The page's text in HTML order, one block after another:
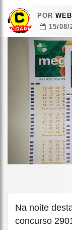
POR
15/08/
Na noite
concurso